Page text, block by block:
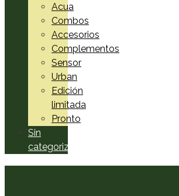
Acua
Combos
Accesorios
Complementos
Sensor
Urban
Edición
limitada
Pronto
Sin
categorizar